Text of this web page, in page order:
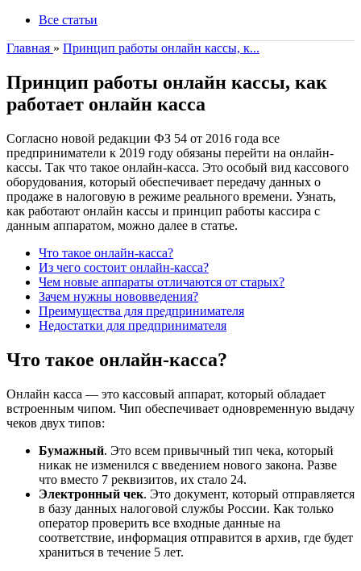
Все статьи
Главная » Принцип работы онлайн кассы, к...
Принцип работы онлайн кассы, как
работает онлайн касса
Согласно новой редакции ФЗ 54 от 2016 года все
предприниматели к 2019 году обязаны перейти на онлайн-
кассы. Так что такое онлайн-касса. Это особый вид кассового
оборудования, который обеспечивает передачу данных о
продаже в налоговую в режиме реального времени. Узнать,
как работают онлайн кассы и принцип работы кассира с
данным аппаратом, можно далее в статье.
Что такое онлайн-касса?
Из чего состоит онлайн-касса?
Чем новые аппараты отличаются от старых?
Зачем нужны нововведения?
Преимущества для предпринимателя
Недостатки для предпринимателя
Что такое онлайн-касса?
Онлайн касса — это кассовый аппарат, который обладает
встроенным чипом. Чип обеспечивает одновременную выдачу
чеков двух типов:
Бумажный. Это всем привычный тип чека, который
никак не изменился с введением нового закона. Разве
что вместо 7 реквизитов, их стало 24.
Электронный чек. Это документ, который отправляется
в базу данных налоговой службы России. Как только
оператор проверить все входные данные на
соответствие, информация отправится в архив, где будет
храниться в течение 5 лет.